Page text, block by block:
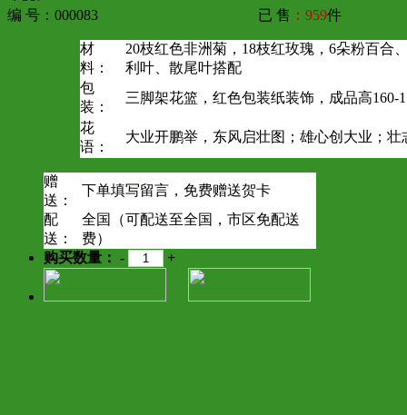
编 号：000083
已 售 ：959件
材
料：
20枝红色非洲菊，18枝红玫瑰，6朵粉百合
利叶、散尾叶搭配
包
装：
三脚架花篮，红色包装纸装饰，成品高160-
花
语：
大业开鹏举，东风启壮图；雄心创大业；壮
赠
送：
下单填写留言，免费赠送贺卡
配
送：
全国（可配送至全国，市区免配送
费）
购买数量： - +